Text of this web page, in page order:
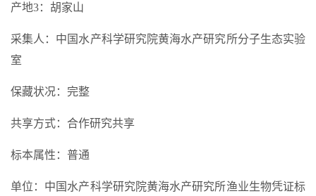
产地3：胡家山
采集人：中国水产科学研究院黄海水产研究所分子生态实验
室
保藏状况：完整
共享方式：合作研究共享
标本属性：普通
单位：中国水产科学研究院黄海水产研究所渔业生物凭证标